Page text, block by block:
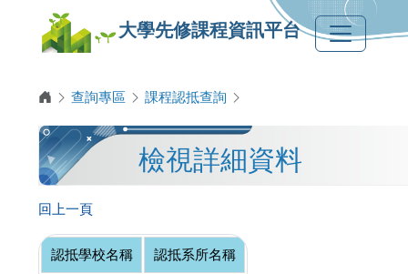
大學先修課程資訊平台
查詢專區 課程認抵查詢
檢視詳細資料
回上一頁
認抵學校名稱 認抵系所名稱